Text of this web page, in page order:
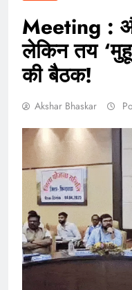
Meeting :
लेकिन तय
की बैठक!
Akshar Bhaskar